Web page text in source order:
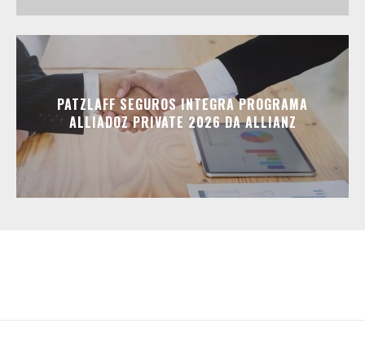
PATZLAFF SEGUROS INTEGRA PROGRAMA
ALLIADOZ PRIVATE 2026 DA ALLIANZ